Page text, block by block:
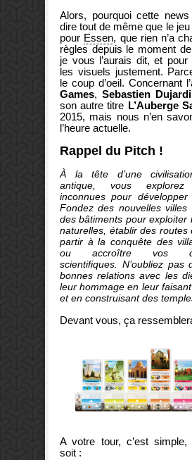
Alors, pourquoi cette
dire tout de même que le
pour Essen, que rien n’a
règles depuis le moment de
je vous l’aurais dit, et
les visuels justement.
le coup d’oeil. Concernant
Games, Sebastien
son autre titre L’Auberge
2015, mais nous n’en
l’heure actuelle.
Rappel du Pitch !
À la tête d’une
antique, vous
inconnues pour développer
Fondez des nouvelles villes
des bâtiments pour exploiter
naturelles, établir des routes
partir à la conquête des
ou accroître vos
scientifiques. N’oubliez pas
bonnes relations avec les
leur hommage en leur
et en construisant des
Devant vous, ça
A votre tour, c’est
soit :